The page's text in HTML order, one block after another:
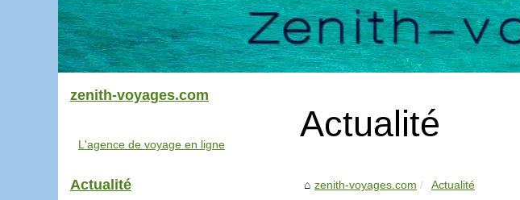
Actualité
zenith-voyages.com Actualité
zenith-voyages.com
L'agence de voyage en ligne
Actualité